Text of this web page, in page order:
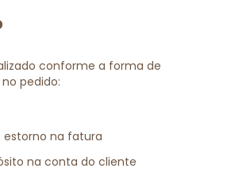
conforme a forma de
pedido:
na fatura
na conta do cliente